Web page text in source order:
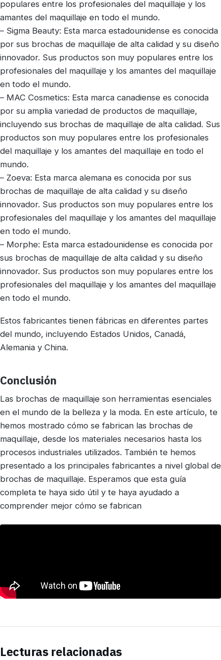
populares entre los profesionales del maquillaje y los
amantes del maquillaje en todo el mundo.
– Sigma Beauty: Esta marca estadounidense es conocida
por sus brochas de maquillaje de alta calidad y su diseño
innovador. Sus productos son muy populares entre los
profesionales del maquillaje y los amantes del maquillaje
en todo el mundo.
– MAC Cosmetics: Esta marca canadiense es conocida
por su amplia variedad de productos de maquillaje,
incluyendo sus brochas de maquillaje de alta calidad. Sus
productos son muy populares entre los profesionales
del maquillaje y los amantes del maquillaje en todo el
mundo.
– Zoeva: Esta marca alemana es conocida por sus
brochas de maquillaje de alta calidad y su diseño
innovador. Sus productos son muy populares entre los
profesionales del maquillaje y los amantes del maquillaje
en todo el mundo.
– Morphe: Esta marca estadounidense es conocida por
sus brochas de maquillaje de alta calidad y su diseño
innovador. Sus productos son muy populares entre los
profesionales del maquillaje y los amantes del maquillaje
en todo el mundo.
Estos fabricantes tienen fábricas en diferentes partes
del mundo, incluyendo Estados Unidos, Canadá,
Alemania y China.
Conclusión
Las brochas de maquillaje son herramientas esenciales
en el mundo de la belleza y la moda. En este artículo, te
hemos mostrado cómo se fabrican las brochas de
maquillaje, desde los materiales necesarios hasta los
procesos industriales utilizados. También te hemos
presentado a los principales fabricantes a nivel global de
brochas de maquillaje. Esperamos que esta guía
completa te haya sido útil y te haya ayudado a
comprender mejor cómo se fabrican
Lecturas relacionadas